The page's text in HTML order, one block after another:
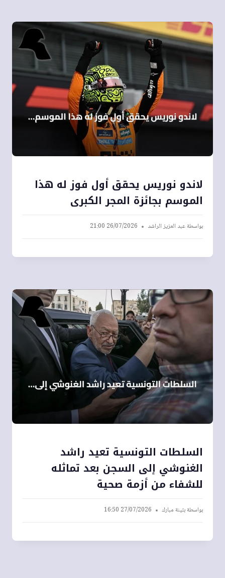
لاندو نوريس يحقق أول فوز له هذا
الموسم بجائزة المجر الكبرى
بواسطةعبد العزيز الراشد 26/07/2026 21:00
السلطات التونسية تعيد راشد
الغنوشي إلى السجن بعد تماثله
للشفاء من أزمة صحية
بواسطةبثينة مبارك 27/07/2026 16:50